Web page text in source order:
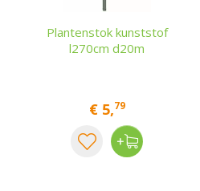
Plantenstok kunststof
l270cm d20m
€ 5,79